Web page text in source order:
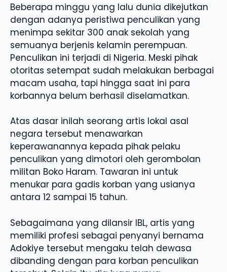
Beberapa minggu yang lalu dunia dikejutkan
dengan adanya peristiwa penculikan yang
menimpa sekitar 300 anak sekolah yang
semuanya berjenis kelamin perempuan.
Penculikan ini terjadi di Nigeria. Meski pihak
otoritas setempat sudah melakukan berbagai
macam usaha, tapi hingga saat ini para
korbannya belum berhasil diselamatkan.
Atas dasar inilah seorang artis lokal asal
negara tersebut menawarkan
keperawanannya kepada pihak pelaku
penculikan yang dimotori oleh gerombolan
militan Boko Haram. Tawaran ini untuk
menukar para gadis korban yang usianya
antara 12 sampai 15 tahun.
Sebagaimana yang dilansir IBL, artis yang
memiliki profesi sebagai penyanyi bernama
Adokiye tersebut mengaku telah dewasa
dibanding dengan para korban penculikan